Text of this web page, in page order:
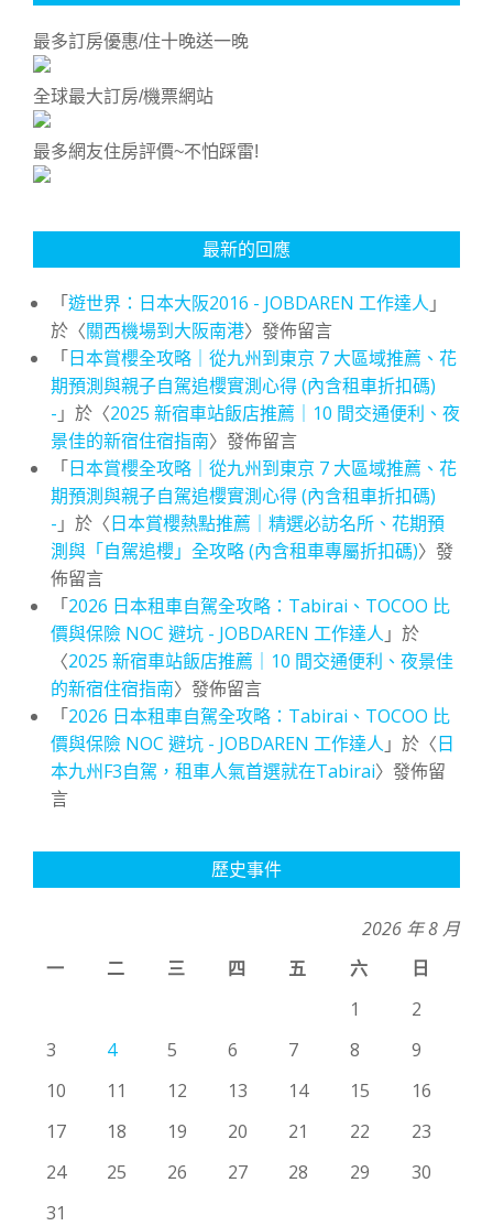
最多訂房優惠/住十晚送一晚
全球最大訂房/機票網站
最多網友住房評價~不怕踩雷!
最新的回應
「遊世界：日本大阪2016 - JOBDAREN 工作達人 」
於〈關西機場到大阪南港〉發佈留言
「日本賞櫻全攻略｜從九州到東京 7 大區域推薦、花
期預測與親子自駕追櫻實測心得 (內含租車折扣碼)
- 」於〈2025 新宿車站飯店推薦｜10 間交通便利、夜
景佳的新宿住宿指南〉發佈留言
「日本賞櫻全攻略｜從九州到東京 7 大區域推薦、花
期預測與親子自駕追櫻實測心得 (內含租車折扣碼)
- 」於〈日本賞櫻熱點推薦｜精選必訪名所、花期預
測與「自駕追櫻」全攻略 (內含租車專屬折扣碼)〉發
佈留言
「2026 日本租車自駕全攻略：Tabirai、TOCOO 比
價與保險 NOC 避坑 - JOBDAREN 工作達人 」於
〈2025 新宿車站飯店推薦｜10 間交通便利、夜景佳
的新宿住宿指南〉發佈留言
「2026 日本租車自駕全攻略：Tabirai、TOCOO 比
價與保險 NOC 避坑 - JOBDAREN 工作達人 」於〈日
本九州F3自駕，租車人氣首選就在Tabirai〉發佈留
言
歷史事件
2026 年 8 月
一
二 三 四 五 六
日
1
2
3
4 5 6 7 8
9
10
11 12 13 14 15
16
17
18 19 20 21 22
23
24
25 26 27 28 29
30
31